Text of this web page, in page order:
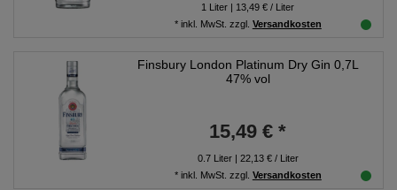
1 Liter | 13,49 € / Liter
* inkl. MwSt. zzgl. Versandkosten
Finsbury London Platinum Dry Gin 0,7L
47% vol
15,49 € *
0.7Liter| 22,13 € / Liter
* inkl. MwSt. zzgl. Versandkosten